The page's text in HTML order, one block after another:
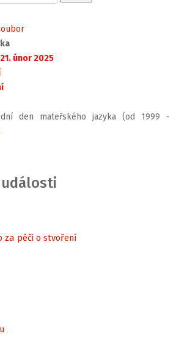
únor 2025
den mateřského jazyka (od 1999 -
události
za péči o stvoření